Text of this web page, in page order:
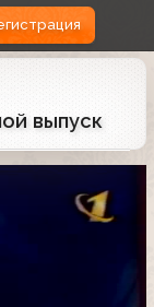
выпуск